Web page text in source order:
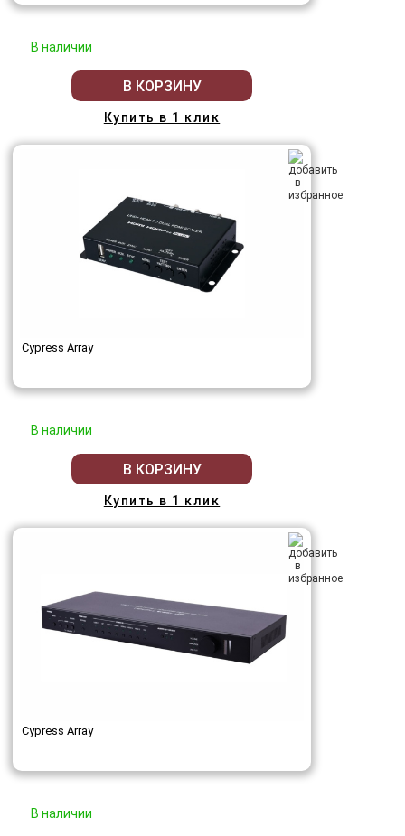
В наличии
В КОРЗИНУ
Купить в 1 клик
Cypress Array
В наличии
В КОРЗИНУ
Купить в 1 клик
Cypress Array
В наличии